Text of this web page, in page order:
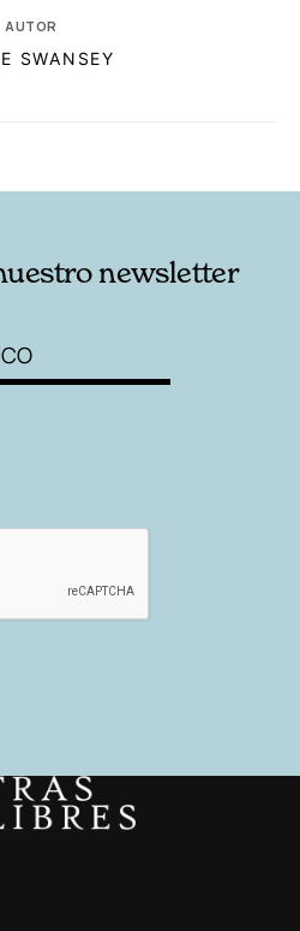
AUTOR
SWANSEY
newsletter